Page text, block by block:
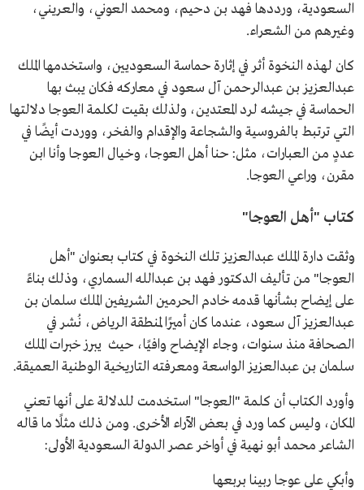
السعودية، ورددها فهد بن دحيم، ومحمد العوني، والعريني،
وغيرهم من الشعراء.
كان لهذه النخوة أثر في إثارة حماسة السعوديين، واستخدمها الملك
عبدالعزيز بن عبدالرحمن آل سعود في معاركه فكان يبث بها
الحماسة في جيشه لرد المعتدين، ولذلك بقيت لكلمة العوجا دلالتها
التي ترتبط بالفروسية والشجاعة والإقدام والفخر، ووردت أيضًا في
عددٍ من العبارات، مثل: حنا أهل العوجا، وخيال العوجا وأنا ابن
مقرن، وراعي العوجا.
كتاب "أهل العوجا"
وثقت دارة الملك عبدالعزيز تلك النخوة في كتاب بعنوان "أهل
العوجا" من تأليف الدكتور فهد بن عبدالله السماري، وذلك بناءً
على إيضاح بشأنها قدمه خادم الحرمين الشريفين الملك سلمان بن
عبدالعزيز آل سعود، عندما كان أميرًا لمنطقة الرياض، نُشر في
الصحافة منذ سنوات، وجاء الإيضاح وافيًا، حيث يبرز خبرات الملك
سلمان بن عبدالعزيز الواسعة ومعرفته التاريخية الوطنية العميقة.
وأورد الكتاب أن كلمة "العوجا" استخدمت للدلالة على أنها تعني
المكان، وليس كما ورد في بعض الآراء الأخرى. ومن ذلك مثلًا ما قاله
الشاعر محمد أبو نهية في أواخر عصر الدولة السعودية الأولى:
وأبكي على عوجا ربينا بربعها